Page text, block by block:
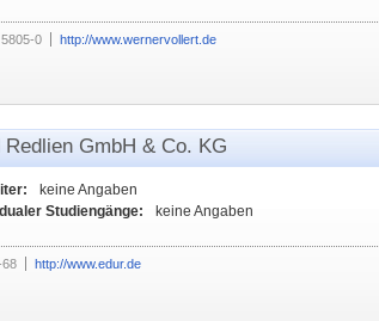
0 http://www.wernervollert.de
GmbH & Co. KG
keine Angaben
Studiengänge:
keine Angaben
68 http://www.edur.de